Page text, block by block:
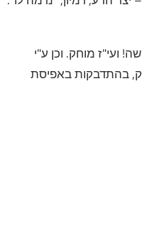
ועי"ז מוחק. וכן ע"י
בהתדבקות באפיסת